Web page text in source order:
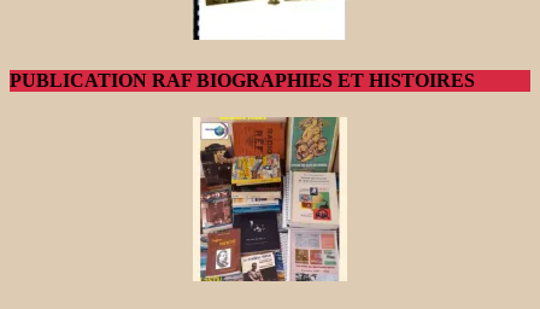
PUBLICATION RAF BIOGRAPHIES ET HISTOIRES